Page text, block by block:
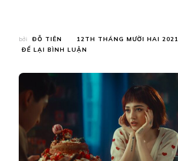
bởi ĐỖ TIÊN
12TH THÁNG MƯỜI HAI 2021
ĐỂ LẠI BÌNH LUẬN
HẬU
CẢNH
NGƯỜI,
LÀM